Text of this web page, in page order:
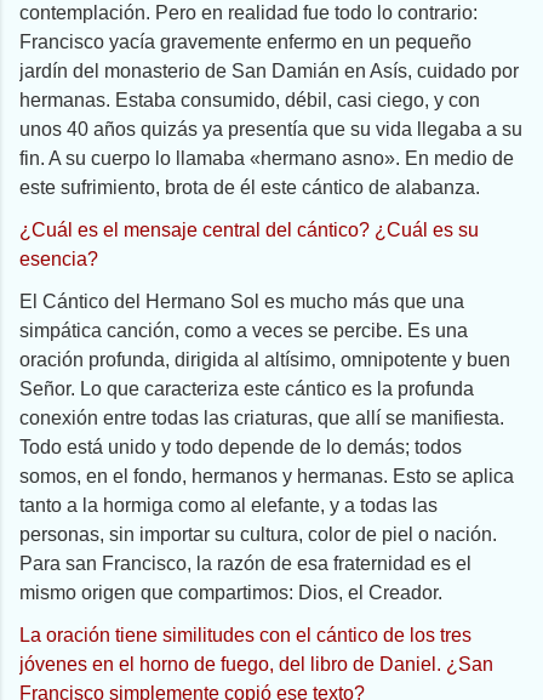
contemplación. Pero en realidad fue todo lo contrario:
Francisco yacía gravemente enfermo en un pequeño
jardín del monasterio de San Damián en Asís, cuidado por
hermanas. Estaba consumido, débil, casi ciego, y con
unos 40 años quizás ya presentía que su vida llegaba a su
fin. A su cuerpo lo llamaba «hermano asno». En medio de
este sufrimiento, brota de él este cántico de alabanza.
¿Cuál es el mensaje central del cántico? ¿Cuál es su
esencia?
El Cántico del Hermano Sol es mucho más que una
simpática canción, como a veces se percibe. Es una
oración profunda, dirigida al altísimo, omnipotente y buen
Señor. Lo que caracteriza este cántico es la profunda
conexión entre todas las criaturas, que allí se manifiesta.
Todo está unido y todo depende de lo demás; todos
somos, en el fondo, hermanos y hermanas. Esto se aplica
tanto a la hormiga como al elefante, y a todas las
personas, sin importar su cultura, color de piel o nación.
Para san Francisco, la razón de esa fraternidad es el
mismo origen que compartimos: Dios, el Creador.
La oración tiene similitudes con el cántico de los tres
jóvenes en el horno de fuego, del libro de Daniel. ¿San
Francisco simplemente copió ese texto?